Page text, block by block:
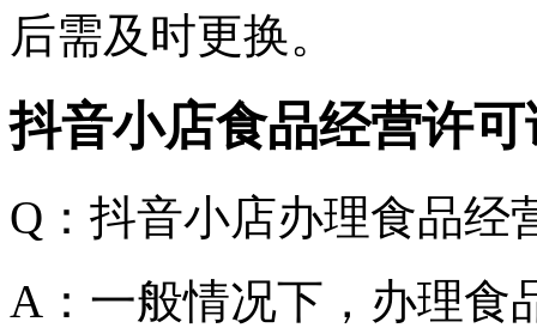
后需及时更换。
抖音小店食品经营许
Q：抖音小店办理食品经
A：一般情况下，办理食